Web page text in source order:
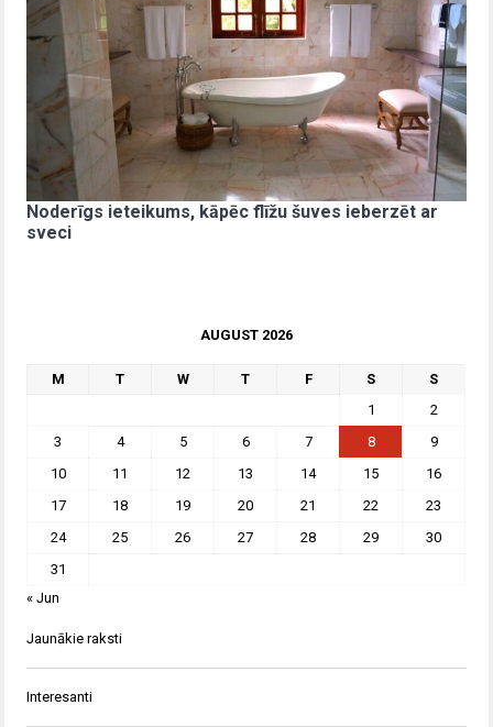
Noderīgs ieteikums, kāpēc flīžu šuves ieberzēt ar
sveci
AUGUST 2026
M T W T F S
S
1
2
3
4 5 6 7 8
9
10
11 12 13 14 15
16
17
18 19 20 21 22
23
24
25 26 27 28 29
30
31
« Jun
Jaunākie raksti
Interesanti